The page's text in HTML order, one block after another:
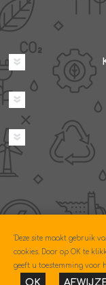
'Deze site maakt gebruik
cookies. Door op OK te
geeft u toestemming voor
OK